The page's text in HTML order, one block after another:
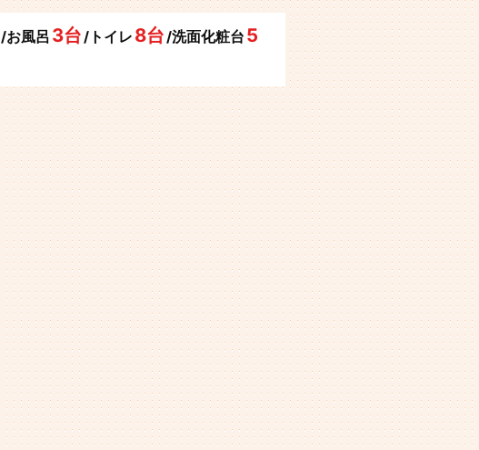
/お風呂 3台/トイレ 8台/洗面化粧台 5